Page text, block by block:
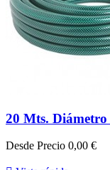
20 Mts. Diámetro
Desde Precio 0,00 €